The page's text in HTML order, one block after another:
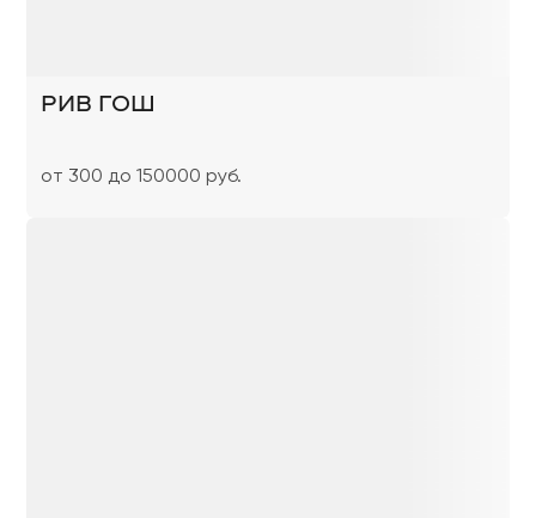
РИВ ГОШ
от 300 до 150000 руб.